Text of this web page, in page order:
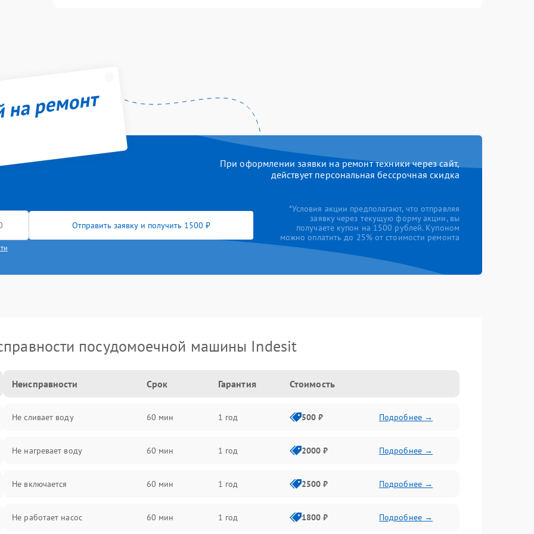
ремонт
При оформлении заявки на ремонт техники через сайт,
действует персональная бессрочная скидка
Отправить заявку и получить 1500 ₽
*Условия акции предполагают, что отправляя
заявку через текущую форму акции, вы
получаете купон на 1500 рублей. Купоном
можно оплатить до 25% от стоимости ремонта
посудомоечной машины Indesit
Неисправности Срок Гарантия Стоимость
Не сливает воду 60 мин 1 год 500 ₽ Подробнее →
Не нагревает воду 60 мин 1 год 2000 ₽ Подробнее →
Не включается 60 мин 1 год 2500 ₽ Подробнее →
Не работает насос 60 мин 1 год 1800 ₽ Подробнее →